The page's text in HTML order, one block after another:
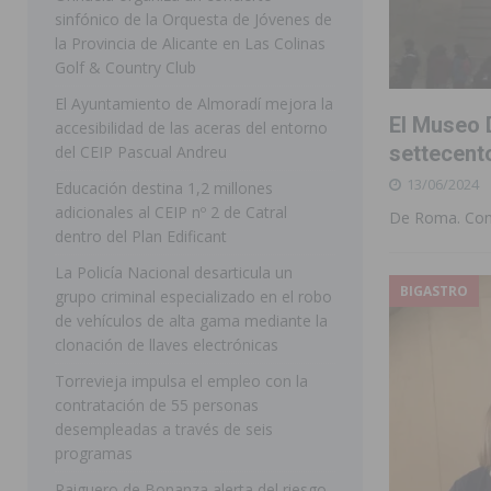
[ 07/08/2026 ]
Rojales clausura con éxito las Fiestas
[ 06/08/2026 ]
Arcángel
REDOVÁN
[ 06/08/2026 ]
El PSOE denuncia una nueva
[ 07/08/2026 ] FEGADO 2026 cierra con un balance
DOLORES
[ 07/08/2026 ] Orihuela cumple los objetivos de
ORIHUELA
[ 07/08/2026 ]
Orihuela organiza un concierto
Golf & Country Club
El Museo
13/06/2024
De Roma.
BIGASTRO
sinfónico de la Orquesta de Jóvenes de
la Provincia de Alicante en Las Colinas
Golf & Country Club
El Ayuntamiento de Almoradí mejora la
accesibilidad de las aceras del entorno
del CEIP Pascual Andreu
Educación destina 1,2 millones
adicionales al CEIP nº 2 de Catral
dentro del Plan Edificant
La Policía Nacional desarticula un
grupo criminal especializado en el robo
de vehículos de alta gama mediante la
clonación de llaves electrónicas
Torrevieja impulsa el empleo con la
contratación de 55 personas
desempleadas a través de seis
programas